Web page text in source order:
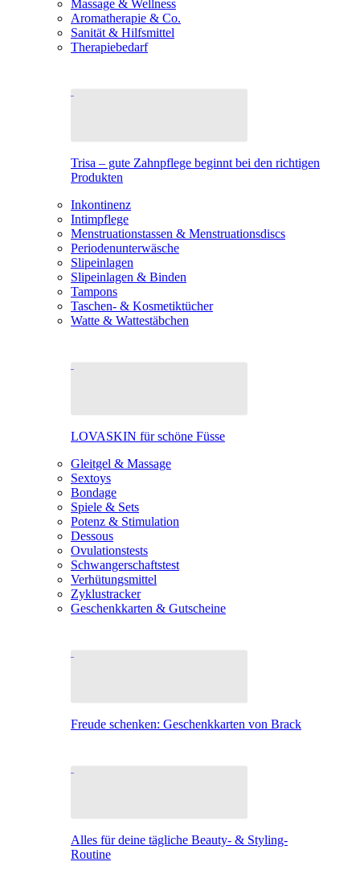
Massage & Wellness
Aromatherapie & Co.
Sanität & Hilfsmittel
Therapiebedarf
Trisa – gute Zahnpflege beginnt bei den richtigen
Produkten
Inkontinenz
Intimpflege
Menstruationstassen & Menstruationsdiscs
Periodenunterwäsche
Slipeinlagen
Slipeinlagen & Binden
Tampons
Taschen- & Kosmetiktücher
Watte & Wattestäbchen
LOVASKIN für schöne Füsse
Gleitgel & Massage
Sextoys
Bondage
Spiele & Sets
Potenz & Stimulation
Dessous
Ovulationstests
Schwangerschaftstest
Verhütungsmittel
Zyklustracker
Geschenkkarten & Gutscheine
Freude schenken: Geschenkkarten von Brack
Alles für deine tägliche Beauty- & Styling-
Routine